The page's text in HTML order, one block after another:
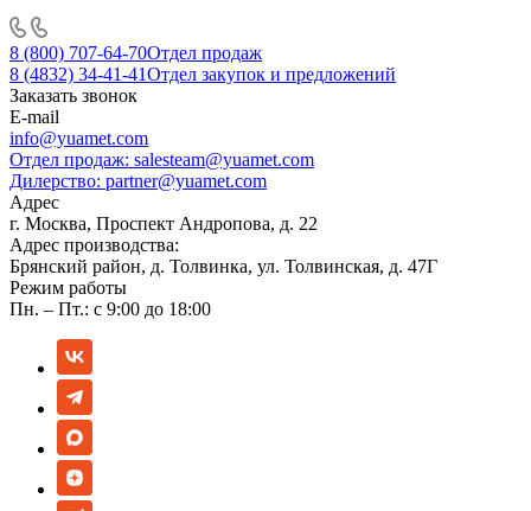
8 (800) 707-64-70Отдел продаж
8 (4832) 34-41-41Отдел закупок и предложений
Заказать звонок
E-mail
info@yuamet.com
Отдел продаж: salesteam@yuamet.com
Дилерство: partner@yuamet.com
Адрес
г. Москва, Проспект Андропова, д. 22
Адрес производства:
Брянский район, д. Толвинка, ул. Толвинская, д. 47Г
Режим работы
Пн. – Пт.: с 9:00 до 18:00